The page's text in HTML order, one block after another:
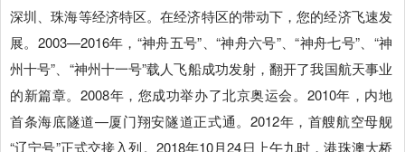
深圳、珠海等经济特区。在经济特区的带动下，您的经济飞速发
展。2003—2016年，“神舟五号”、“神舟六号”、“神舟七号”、“神
州十号”、“神州十一号”载人飞船成功发射，翻开了我国航天事业
的新篇章。2008年，您成功举办了北京奥运会。2010年，内地
首条海底隧道—厦门翔安隧道正式通。2012年，首艘航空母舰
“辽宁号”正式交接入列。2018年10月24日上午九时，港珠澳大桥